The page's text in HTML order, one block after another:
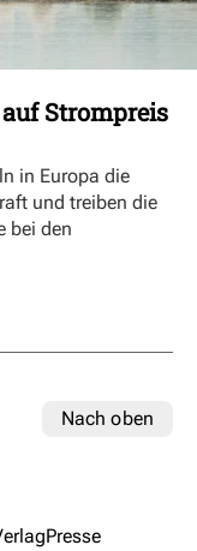
Strompreis
in Europa die
und treiben die
bei den
Nach oben
Presse